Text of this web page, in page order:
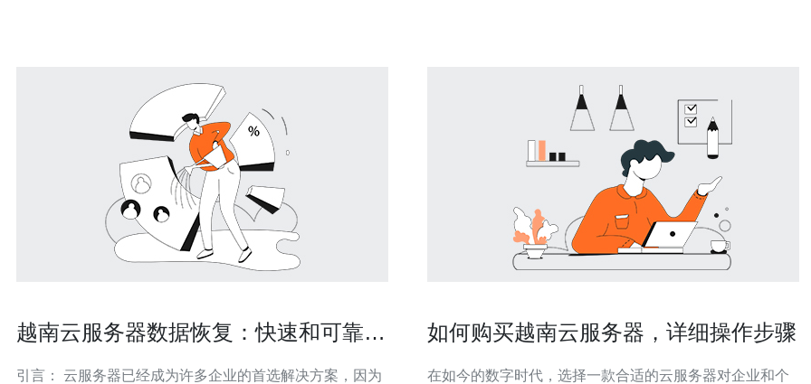
越南云服务器数据恢复：快速和可靠的
引言： 云服务器已经成为许多企业的首选解决方案，因为
如何购买越南云服务器，详细操作步骤
在如今的数字时代，选择一款合适的云服务器对企业和个